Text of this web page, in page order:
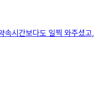
속시간보다도 일찍 와주셨고,